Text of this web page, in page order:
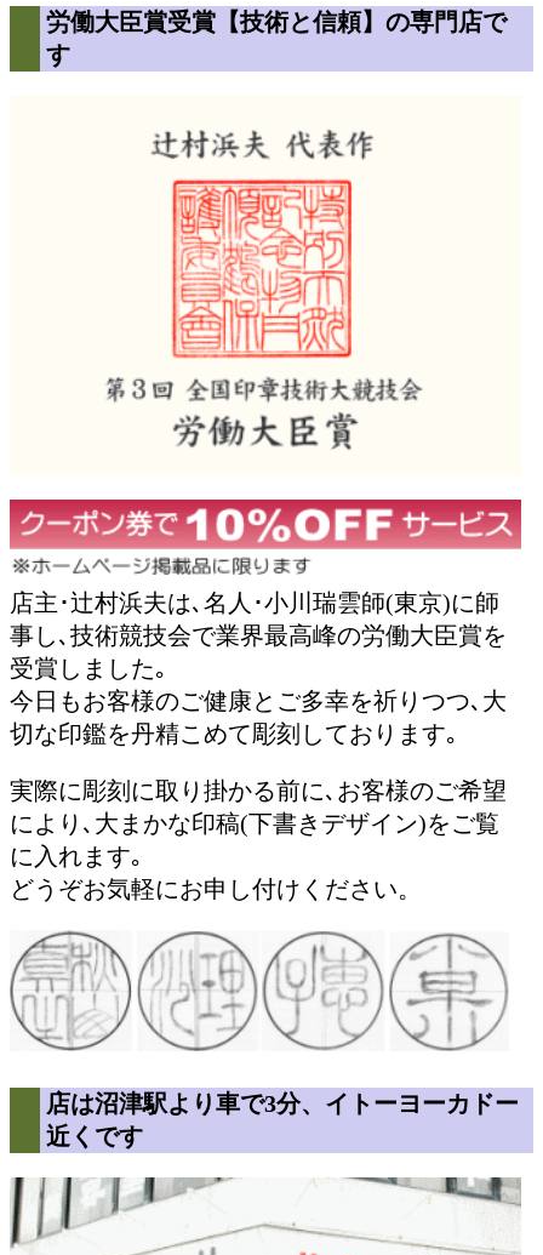
労働大臣賞受賞【技術と信頼】の専門店で
す
店主･辻村浜夫は､名人･小川瑞雲師(東京)に師
事し､技術競技会で業界最高峰の労働大臣賞を
受賞しました｡
今日もお客様のご健康とご多幸を祈りつつ､大
切な印鑑を丹精こめて彫刻しております｡
実際に彫刻に取り掛かる前に､お客様のご希望
により､大まかな印稿(下書きデザイン)をご覧
に入れます｡
どうぞお気軽にお申し付けください。
店は沼津駅より車で3分、イトーヨーカドー
近くです